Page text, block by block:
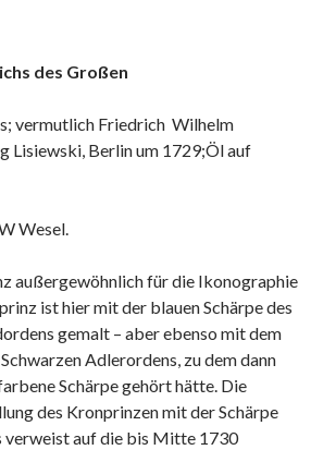
des Großen
vermutlich Friedrich Wilhelm
Lisiewski, Berlin um 1729;Öl auf
Wesel.
außergewöhnlich für die Ikonographie
ist hier mit der blauen Schärpe des
gemalt – aber ebenso mit dem
Adlerordens, zu dem dann
Schärpe gehört hätte. Die
des Kronprinzen mit der Schärpe
verweist auf die bis Mitte 1730